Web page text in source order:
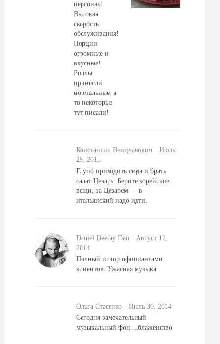
персонал!
Высокая
скорость
обслуживания!
Порции
огромные и
вкусные!
Роллы
принесли
нормальные, а
то некоторые
тут писали!
Константин Венцлавович
Июль
29, 2015
Глупо приходить сюда и брать
салат Цезарь. Берите корейские
вещи, за Цезарем — в
итальянский надо идти.
Daniel DeeJay Dan
Август 12,
2014
Полный игнор официантами
клиентов. Ужасная музыка
Ольга Стасенко
Июль 30, 2014
Сегодня замечательный
музыкальный фон. ..блаженство